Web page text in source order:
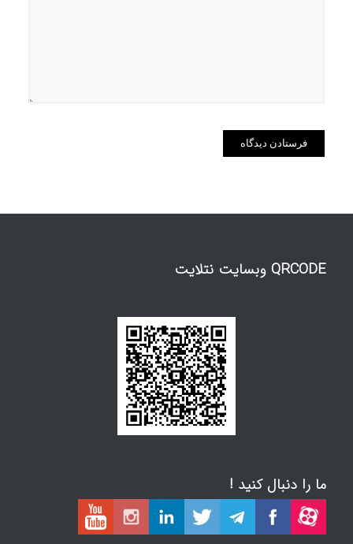
QRCODE وبسایت نتلایت
ما را دنبال کنید !